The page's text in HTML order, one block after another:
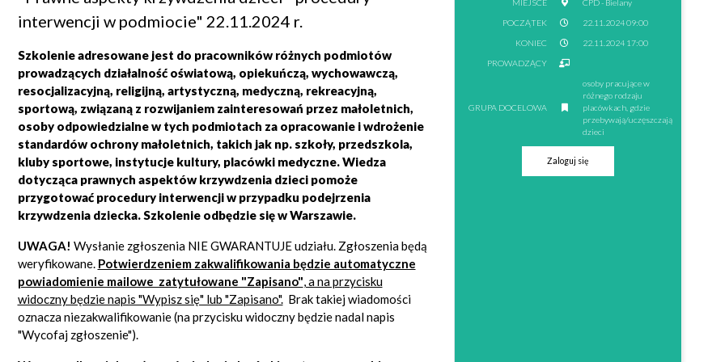
interwencji w podmiocie" 22.11.2024 r.
Szkolenie adresowane jest do pracowników różnych podmiotów
prowadzących działalność oświatową, opiekuńczą, wychowawczą,
resocjalizacyjną, religijną, artystyczną, medyczną, rekreacyjną,
sportową, związaną z rozwijaniem zainteresowań przez małoletnich,
osoby odpowiedzialne w tych podmiotach za opracowanie i wdrożenie
standardów ochrony małoletnich, takich jak np. szkoły, przedszkola,
kluby sportowe, instytucje kultury, placówki medyczne. Wiedza
dotycząca prawnych aspektów krzywdzenia dzieci pomoże
przygotować procedury interwencji w przypadku podejrzenia
krzywdzenia dziecka. Szkolenie odbędzie się w Warszawie.
UWAGA! Wysłanie zgłoszenia NIE GWARANTUJE udziału. Zgłoszenia będą
weryfikowane. Potwierdzeniem zakwalifikowania będzie automatyczne
powiadomienie mailowe zatytułowane "Zapisano" , a na przycisku
widoczny będzie napis "Wypisz się" lub "Zapisano". Brak takiej wiadomości
oznacza niezakwalifikowanie (na przycisku widoczny będzie nadal napis
"Wycofaj zgłoszenie").
MIEJSCE CPD - Bielany
POCZĄTEK 22.11.2024 09:00
KONIEC 22.11.2024 17:00
PROWADZĄCY
GRUPA DOCELOWA
osoby pracujące w
różnego rodzaju
placówkach, gdzie
przebywają/uczęszczają
dzieci
Zaloguj się